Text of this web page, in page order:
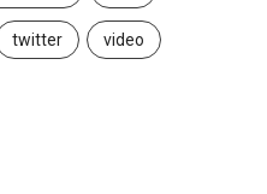
twitter video